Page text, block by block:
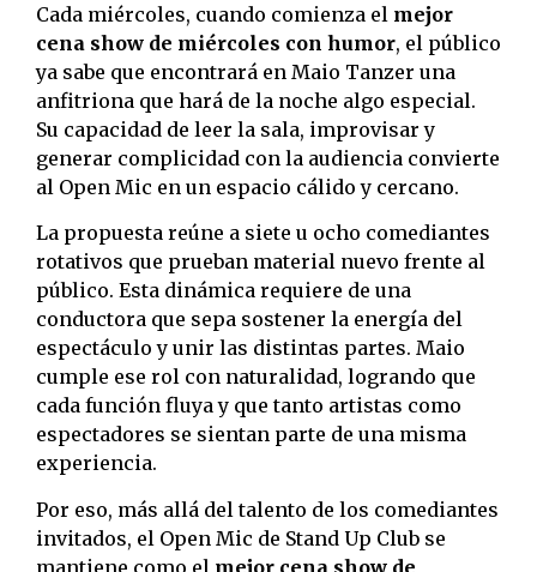
Cada miércoles, cuando comienza el mejor
cena show de miércoles con humor, el público
ya sabe que encontrará en Maio Tanzer una
anfitriona que hará de la noche algo especial.
Su capacidad de leer la sala, improvisar y
generar complicidad con la audiencia convierte
al Open Mic en un espacio cálido y cercano.
La propuesta reúne a siete u ocho comediantes
rotativos que prueban material nuevo frente al
público. Esta dinámica requiere de una
conductora que sepa sostener la energía del
espectáculo y unir las distintas partes. Maio
cumple ese rol con naturalidad, logrando que
cada función fluya y que tanto artistas como
espectadores se sientan parte de una misma
experiencia.
Por eso, más allá del talento de los comediantes
invitados, el Open Mic de Stand Up Club se
mantiene como el mejor cena show de